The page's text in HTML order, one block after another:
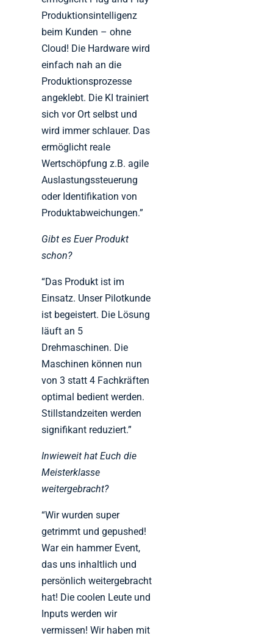
Produktionsintelligenz
beim Kunden – ohne
Cloud! Die Hardware wird
einfach nah an die
Produktionsprozesse
angeklebt. Die KI trainiert
sich vor Ort selbst und
wird immer schlauer. Das
ermöglicht reale
Wertschöpfung z.B. agile
Auslastungssteuerung
oder Identifikation von
Produktabweichungen.”
Gibt es Euer Produkt
schon?
“Das Produkt ist im
Einsatz. Unser Pilotkunde
ist begeistert. Die Lösung
läuft an 5
Drehmaschinen. Die
Maschinen können nun
von 3 statt 4 Fachkräften
optimal bedient werden.
Stillstandzeiten werden
signifikant reduziert.”
Inwieweit hat Euch die
Meisterklasse
weitergebracht?
“Wir wurden super
getrimmt und gepushed!
War ein hammer Event,
das uns inhaltlich und
persönlich weitergebracht
hat! Die coolen Leute und
Inputs werden wir
vermissen! Wir haben mit